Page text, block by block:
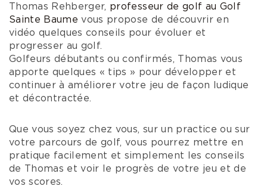
Thomas Rehberger, professeur de golf au Golf
Sainte Baume vous propose de découvrir en
vidéo quelques conseils pour évoluer et
progresser au golf.
Golfeurs débutants ou confirmés, Thomas vous
apporte quelques « tips » pour développer et
continuer à améliorer votre jeu de façon ludique
et décontractée.
Que vous soyez chez vous, sur un practice ou sur
votre parcours de golf, vous pourrez mettre en
pratique facilement et simplement les conseils
de Thomas et voir le progrès de votre jeu et de
vos scores.